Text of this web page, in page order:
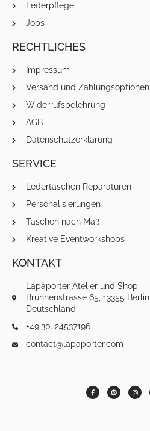
Lederpflege
Jobs
RECHTLICHES
Impressum
Versand und Zahlungsoptionen
Widerrufsbelehrung
AGB
Datenschutzerklärung
SERVICE
Ledertaschen Reparaturen
Personalisierungen
Taschen nach Maß
Kreative Eventworkshops
KONTAKT
Lapàporter Atelier und Shop
Brunnenstrasse 65, 13355 Berlin
Deutschland
+49.30. 24537196
contact@lapaporter.com
F
a
c
P
i
n
I
n
s